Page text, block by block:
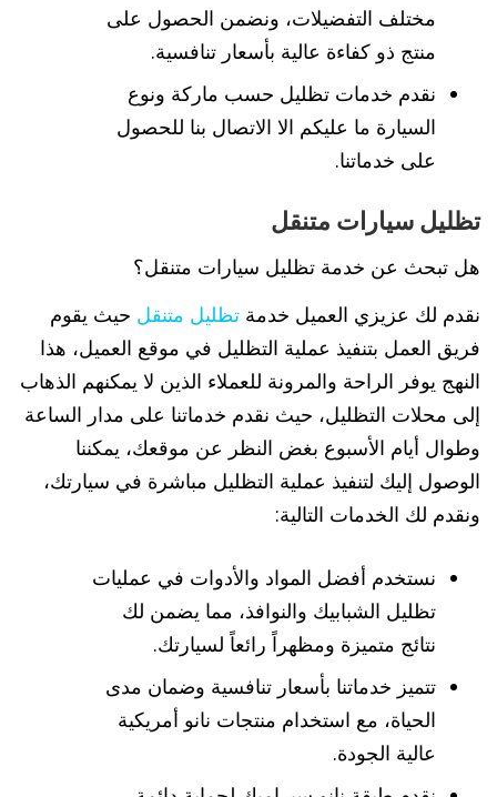
مختلف التفضيلات، ونضمن الحصول على
منتج ذو كفاءة عالية بأسعار تنافسية.
نقدم خدمات تظليل حسب ماركة ونوع
السيارة ما عليكم الا الاتصال بنا للحصول
على خدماتنا.
تظليل سيارات متنقل
هل تبحث عن خدمة تظليل سيارات متنقل؟
نقدم لك عزيزي العميل خدمة تظليل متنقل حيث يقوم
فريق العمل بتنفيذ عملية التظليل في موقع العميل، هذا
النهج يوفر الراحة والمرونة للعملاء الذين لا يمكنهم الذهاب
إلى محلات التظليل، حيث نقدم خدماتنا على مدار الساعة
وطوال أيام الأسبوع بغض النظر عن موقعك، يمكننا
الوصول إليك لتنفيذ عملية التظليل مباشرة في سيارتك،
ونقدم لك الخدمات التالية:
نستخدم أفضل المواد والأدوات في عمليات
تظليل الشبابيك والنوافذ، مما يضمن لك
نتائج متميزة ومظهراً رائعاً لسيارتك.
تتميز خدماتنا بأسعار تنافسية وضمان مدى
الحياة، مع استخدام منتجات نانو أمريكية
عالية الجودة.